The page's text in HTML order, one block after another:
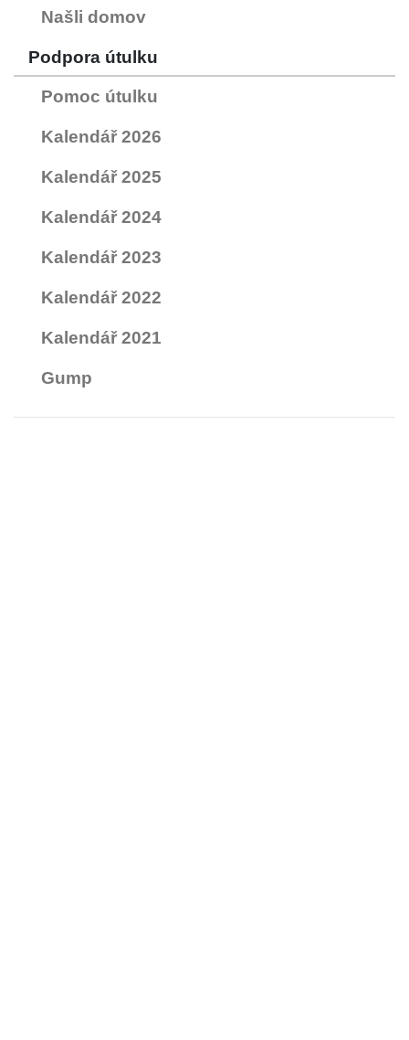
Našli domov
Podpora útulku
Pomoc útulku
Kalendář 2026
Kalendář 2025
Kalendář 2024
Kalendář 2023
Kalendář 2022
Kalendář 2021
Gump